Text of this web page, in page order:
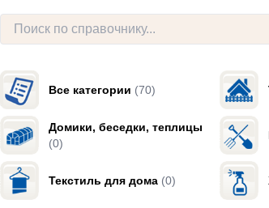
Все категории (70)
Домики, беседки, теплицы
(0)
Текстиль для дома (0)